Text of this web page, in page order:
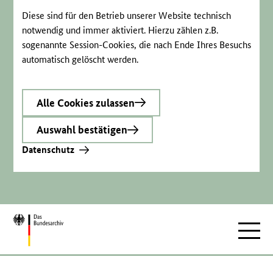
Diese sind für den Betrieb unserer Website technisch
notwendig und immer aktiviert. Hierzu zählen z.B.
sogenannte Session-Cookies, die nach Ende Ihres Besuchs
automatisch gelöscht werden.
Alle Cookies zulassen
Auswahl bestätigen
Datenschutz
Zur